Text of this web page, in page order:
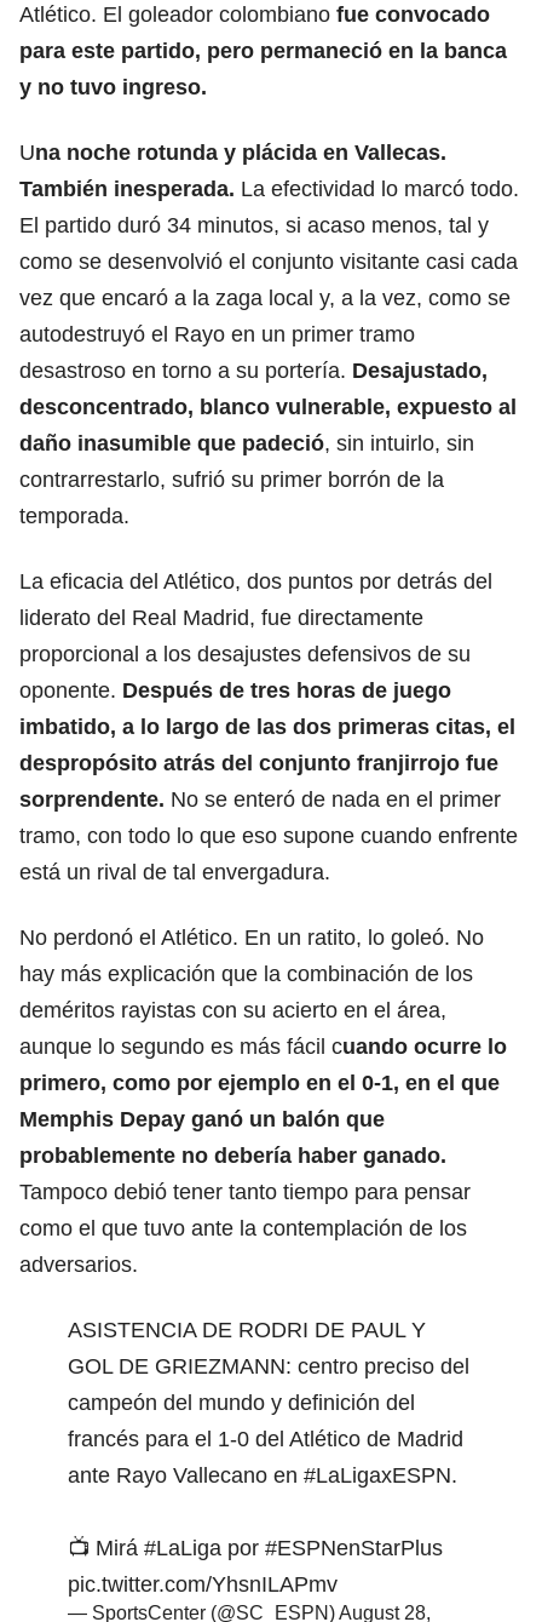
Atlético. El goleador colombiano fue convocado
para este partido, pero permaneció en la banca
y no tuvo ingreso.
Una noche rotunda y plácida en Vallecas.
También inesperada. La efectividad lo marcó todo.
El partido duró 34 minutos, si acaso menos, tal y
como se desenvolvió el conjunto visitante casi cada
vez que encaró a la zaga local y, a la vez, como se
autodestruyó el Rayo en un primer tramo
desastroso en torno a su portería. Desajustado,
desconcentrado, blanco vulnerable, expuesto al
daño inasumible que padeció, sin intuirlo, sin
contrarrestarlo, sufrió su primer borrón de la
temporada.
La eficacia del Atlético, dos puntos por detrás del
liderato del Real Madrid, fue directamente
proporcional a los desajustes defensivos de su
oponente. Después de tres horas de juego
imbatido, a lo largo de las dos primeras citas, el
despropósito atrás del conjunto franjirrojo fue
sorprendente. No se enteró de nada en el primer
tramo, con todo lo que eso supone cuando enfrente
está un rival de tal envergadura.
No perdonó el Atlético. En un ratito, lo goleó. No
hay más explicación que la combinación de los
deméritos rayistas con su acierto en el área,
aunque lo segundo es más fácil cuando ocurre lo
primero, como por ejemplo en el 0-1, en el que
Memphis Depay ganó un balón que
probablemente no debería haber ganado.
Tampoco debió tener tanto tiempo para pensar
como el que tuvo ante la contemplación de los
adversarios.
ASISTENCIA DE RODRI DE PAUL Y
GOL DE GRIEZMANN: centro preciso del
campeón del mundo y definición del
francés para el 1-0 del Atlético de Madrid
ante Rayo Vallecano en #LaLigaxESPN.
📺 Mirá #LaLiga por #ESPNenStarPlus
pic.twitter.com/YhsnILAPmv
— SportsCenter (@SC_ESPN)August 28,